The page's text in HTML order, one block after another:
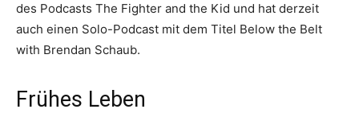
des Podcasts The Fighter and the Kid und hat derzeit
auch einen Solo-Podcast mit dem Titel Below the Belt
with Brendan Schaub.
Frühes Leben